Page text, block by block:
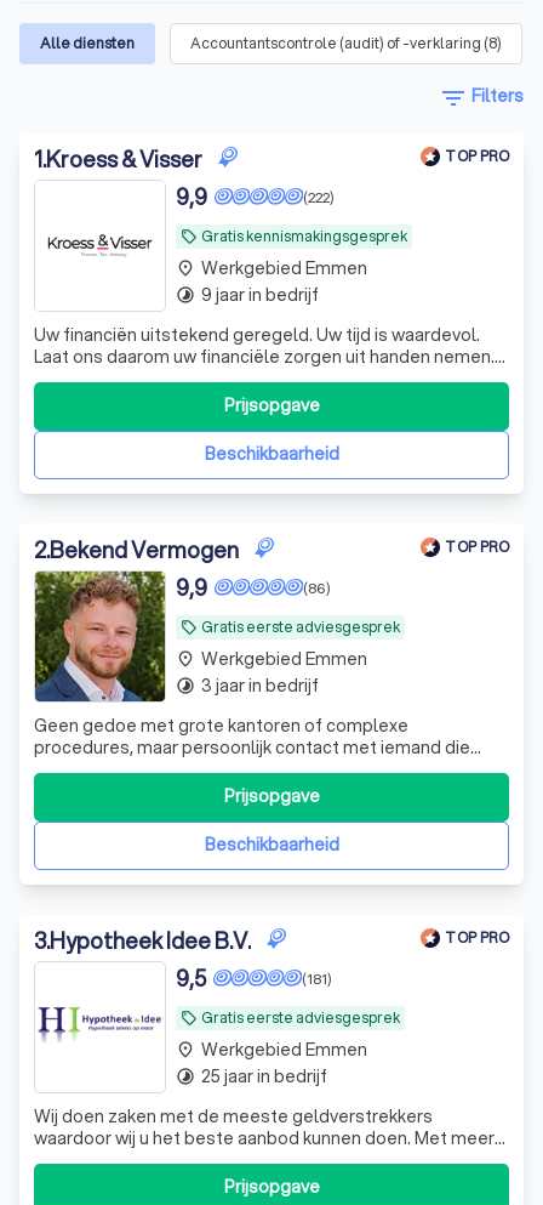
Alle diensten Accountantscontrole (audit) of -verklaring (8)
filter_list Filters
1.Kroess & Visser TOP PRO
local_offer Gratis kennismakingsgesprek
(222)
9,9
Uw financiën uitstekend geregeld. Uw tijd is waardevol.
Laat ons daarom uw financiële zorgen uit handen nemen.
De experts van KroessVisser beheren al uw financiële
processen van A tot Z, zodat u met een gerust hart kunt
ondernemen. KroessVisser | Finance - Tax - Advisory ☎️
Plan een GRATIS ADVIESBeschikbaarheid
Prijsopgave
place Werkgebied Emmen
timelapse 9 jaar in bedrijf
2.Bekend Vermogen TOP PRO
local_offer Gratis eerste adviesgesprek
(86)
9,9
Geen gedoe met grote kantoren of complexe
procedures, maar persoonlijk contact met iemand die
écht begrijpt wat jouw onderneming nodig heeft.
Beschikbaarheid
Prijsopgave
place Werkgebied Emmen
timelapse 3 jaar in bedrijf
3.Hypotheek Idee B.V. TOP PRO
local_offer Gratis eerste adviesgesprek
(181)
9,5
Wij doen zaken met de meeste geldverstrekkers
waardoor wij u het beste aanbod kunnen doen. Met meer
dan 15 jaar ervaring bieden wij altijd een betrouwbaar
advies en een totaalpakket aan oplossingen.
Prijsopgave
place Werkgebied Emmen
timelapse 25 jaar in bedrijf